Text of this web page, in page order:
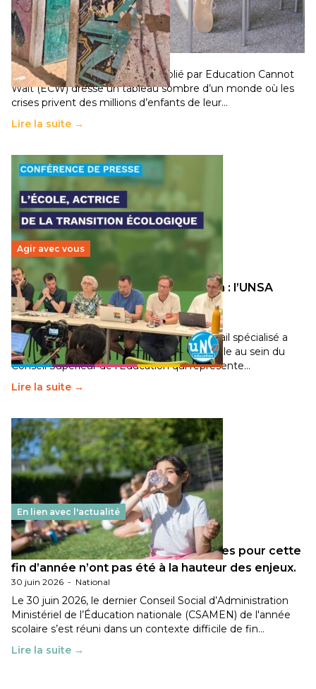
258 millions d’enfants victimes de la guerre, des
chocs climatiques et des déplacements de
population
11 juillet 2026- National
Un nouveau rapport mondial publié par Education Cannot
Wait (ECW) dresse un tableau sombre d’un monde où les
crises privent des millions d’enfants de leur…
Lire la suite →
Agir avec vous
Transition écologique de l’éducation : l’UNSA
Éducation fait bouger les lignes
30 juin 2026-National
Pendant plusieurs mois, un groupe de travail spécialisé a
travaillé sur la transition écologique de l’Ecole au sein du
Conseil Supérieur de l’Éducation qui représente…
Lire la suite →
En lien avec l'actualité
Les décisions ministérielles attendues pour cette
fin d’année n’ont pas été à la hauteur des enjeux.
30 juin 2026 - National
Le 30 juin 2026, le dernier Conseil Social d’Administration
Ministériel de l’Éducation nationale (CSAMEN) de l'année
scolaire s’est réuni dans un contexte difficile de fin…
Lire la suite →